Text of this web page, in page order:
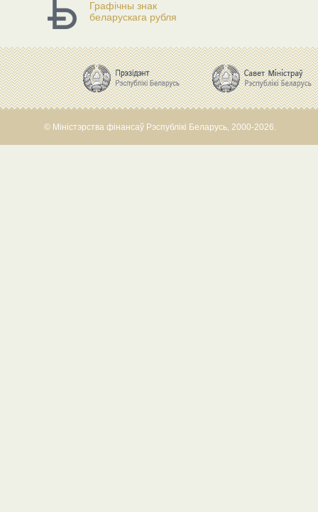
Графічны знак
беларускага рубля
© Міністэрства фінансаў Рэспублікі Беларусь, 2000-2026.